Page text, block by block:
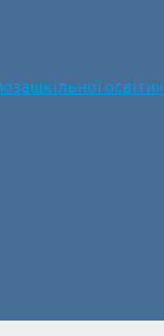
освіти»